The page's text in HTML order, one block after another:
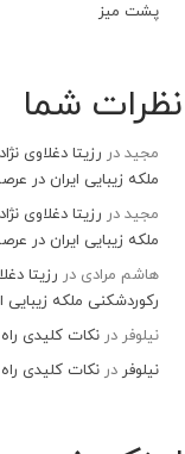
پشت میز
نظرات شما
مجیددر رزیتا دغلاوی
ملکه زیبایی ایران در
مجیددر رزیتا دغلاوی
ملکه زیبایی ایران در
هاشم مرادی در رزیتا
رکوردشکنی ملکه
نیلوفر در نکات کلیدی
نیلوفر در نکات کلیدی